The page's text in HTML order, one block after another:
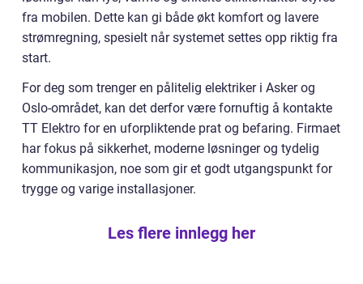
fra mobilen. Dette kan gi både økt komfort og lavere
strømregning, spesielt når systemet settes opp riktig fra
start.
For deg som trenger en pålitelig elektriker i Asker og
Oslo-området, kan det derfor være fornuftig å kontakte
TT Elektro for en uforpliktende prat og befaring. Firmaet
har fokus på sikkerhet, moderne løsninger og tydelig
kommunikasjon, noe som gir et godt utgangspunkt for
trygge og varige installasjoner.
Les flere innlegg her